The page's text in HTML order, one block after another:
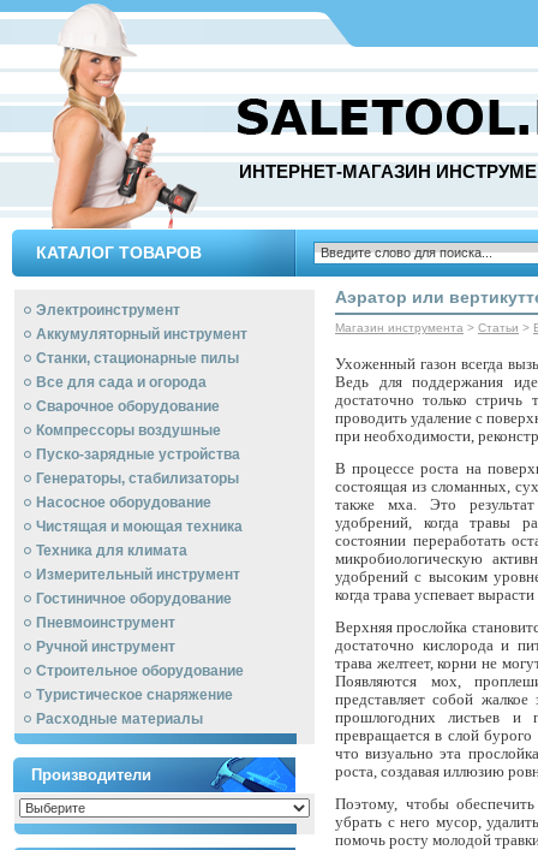
ИНТЕРНЕТ-МАГАЗИН
КАТАЛОГ ТОВАРОВ
Электроинструмент
Аккумуляторный инструмент
Станки, стационарные пилы
Все для сада и огорода
Сварочное оборудование
Компрессоры воздушные
Пуско-зарядные устройства
Генераторы, стабилизаторы
Насосное оборудование
Чистящая и моющая техника
Техника для климата
Измерительный инструмент
Гостиничное оборудование
Пневмоинструмент
Ручной инcтрумент
Строительное оборудование
Туристическое снаряжение
Расходные материалы
Производители
Аэратор или
Магазин инструмента > Статьи >
Ухоженный газон всегда
Ведь для поддержания
достаточно только
проводить удаление с
при необходимости,
В процессе роста на
состоящая из сломанных,
также мха. Это результат
удобрений, когда травы
состоянии переработать
микробиологическую
удобрений с высоким
когда трава успевает
Верхняя прослойка
достаточно кислорода и
трава желтеет, корни не
Появляются мох,
представляет собой
прошлогодних листьев и
превращается в слой
что визуально эта
роста, создавая иллюзию
Поэтому, чтобы
убрать с него мусор,
помочь росту молодой